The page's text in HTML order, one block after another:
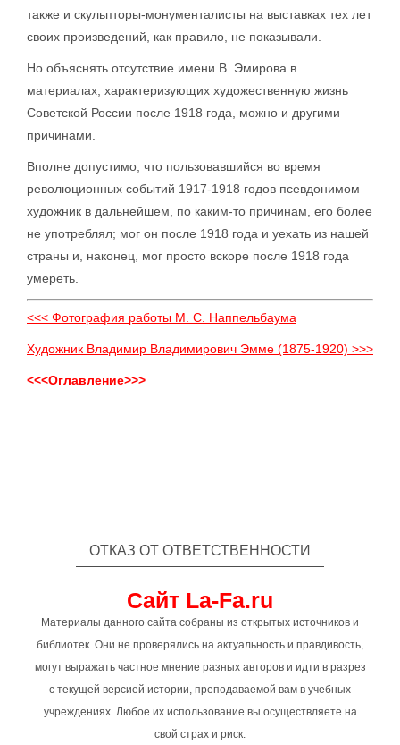
также и скульпторы-монументалисты на выставках тех лет
своих произведений, как правило, не показывали.
Но объяснять отсутствие имени В. Эмирова в
материалах, характеризующих художественную жизнь
Советской России после 1918 года, можно и другими
причинами.
Вполне допустимо, что пользовавшийся во время
революционных событий 1917-1918 годов псевдонимом
художник в дальнейшем, по каким-то причинам, его более
не употреблял; мог он после 1918 года и уехать из нашей
страны и, наконец, мог просто вскоре после 1918 года
умереть.
<<< Фотография работы М. С. Наппельбаума
Художник Владимир Владимирович Эмме (1875-1920) >>>
<<<Оглавление>>>
ОТКАЗ ОТ ОТВЕТСТВЕННОСТИ
Сайт La-Fa.ru
Материалы данного сайта собраны из открытых источников и
библиотек. Они не проверялись на актуальность и правдивость,
могут выражать частное мнение разных авторов и идти в разрез
с текущей версией истории, преподаваемой вам в учебных
учреждениях. Любое их использование вы осуществляете на
свой страх и риск.